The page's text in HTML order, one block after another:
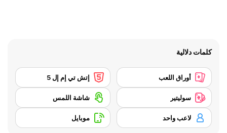
كلمات دلالية
أوراق اللعب إتش تي إم إل 5
سوليتير شاشة اللمس
لاعب واحد موبايل